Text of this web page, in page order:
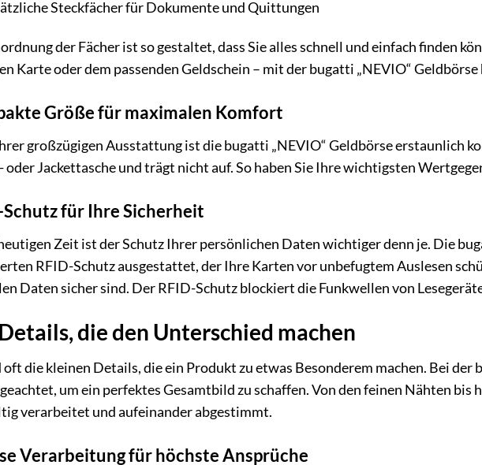
Steckfächer für Dokumente und Quittungen
der Fächer ist so gestaltet, dass Sie alles schnell und einfach finden
Karte oder dem passenden Geldschein – mit der bugatti „NEVIO“ Geldbörse
Größe für maximalen Komfort
großzügigen Ausstattung ist die bugatti „NEVIO“ Geldbörse erstaunlich
oder Jackettasche und trägt nicht auf. So haben Sie Ihre wichtigsten
Schutz für Ihre Sicherheit
Zeit ist der Schutz Ihrer persönlichen Daten wichtiger denn je. Die
RFID-Schutz ausgestattet, der Ihre Karten vor unbefugtem Auslesen
Daten sicher sind. Der RFID-Schutz blockiert die Funkwellen von
die den Unterschied machen
oft die kleinen Details, die ein Produkt zu etwas Besonderem machen. Bei der
um ein perfektes Gesamtbild zu schaffen. Von den feinen Nähten
verarbeitet und aufeinander abgestimmt.
Verarbeitung für höchste Ansprüche